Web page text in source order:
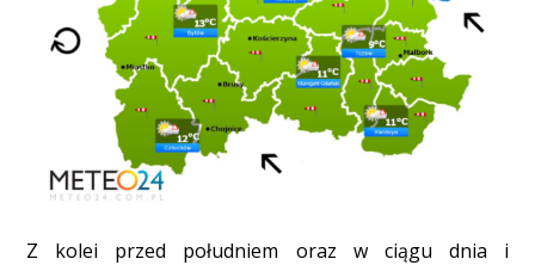
Z kolei przed południem oraz w ciągu dnia i